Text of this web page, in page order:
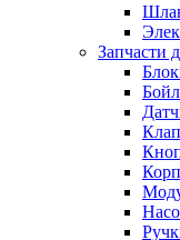
Запчасти